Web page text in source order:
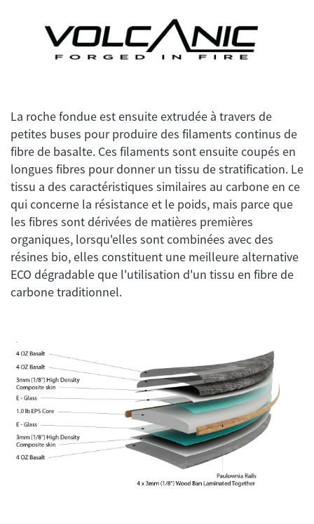
La roche fondue est ensuite extrudée à travers de
petites buses pour produire des filaments continus de
fibre de basalte. Ces filaments sont ensuite coupés en
longues fibres pour donner un tissu de stratification. Le
tissu a des caractéristiques similaires au carbone en ce
qui concerne la résistance et le poids, mais parce que
les fibres sont dérivées de matières premières
organiques, lorsqu'elles sont combinées avec des
résines bio, elles constituent une meilleure alternative
ECO dégradable que l'utilisation d'un tissu en fibre de